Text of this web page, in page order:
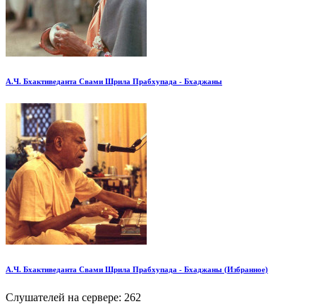
А.Ч. Бхактиведанта Свами Шрила Прабхупада - Бхаджаны
А.Ч. Бхактиведанта Свами Шрила Прабхупада - Бхаджаны (Избранное)
Слушателей на сервере: 262